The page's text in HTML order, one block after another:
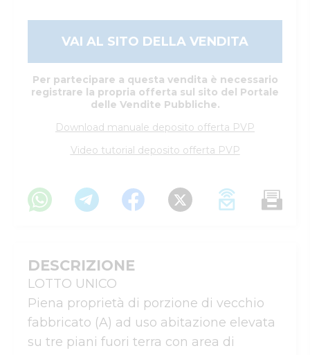
VAI AL SITO DELLA VENDITA
Per partecipare a questa vendita è necessario
registrare la propria offerta sul sito del Portale
delle Vendite Pubbliche.
Download manuale deposito offerta PVP
Video tutorial deposito offerta PVP
DESCRIZIONE
LOTTO UNICO
Piena proprietà di porzione di vecchio
fabbricato (A) ad uso abitazione elevata
su tre piani fuori terra con area di